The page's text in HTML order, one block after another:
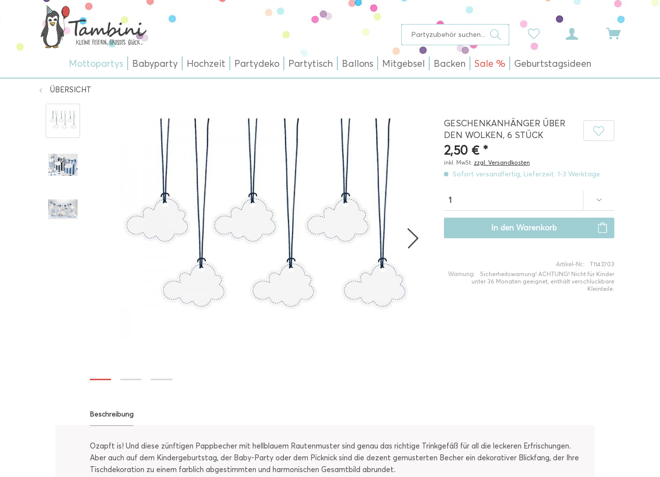
Mottopartys Babyparty Hochzeit Partydeko Partytisch Ballons Mitgebsel Backen Sale % Geburtstagsideen
ÜBERSICHT
GESCHENKANHÄNGER ÜBER
DEN WOLKEN, 6 STÜCK
2,50 € *
inkl. MwSt. zzgl. Versandkosten
Sofort versandfertig, Lieferzeit: 1-3 Werktage
In den Warenkorb
Artikel-Nr.:
T1143703
Warnung:
Sicherheitswarnung! ACHTUNG! Nicht für Kinder
unter 36 Monaten geeignet, enthält verschluckbare
Kleinteile.
Beschreibung
Ozapft is! Und diese zünftigen Pappbecher mit hellblauem Rautenmuster sind genau das richtige Trinkgefäß für all die leckeren Erfrischungen.
Aber auch auf dem Kindergeburtstag, der Baby-Party oder dem Picknick sind die dezent gemusterten Becher ein dekorativer Blickfang, der Ihre
Tischdekoration zu einem farblich abgestimmten und harmonischen Gesamtbild abrundet.